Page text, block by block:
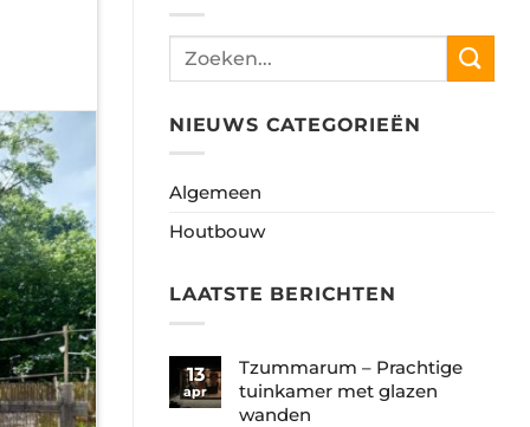
NIEUWS CATEGORIEËN
Algemeen
Houtbouw
LAATSTE BERICHTEN
13
apr
Tzummarum – Prachtige
tuinkamer met glazen
wanden